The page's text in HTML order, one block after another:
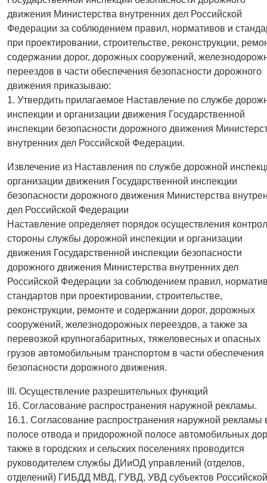
движения Министерства внутренних дел Российской
Федерации за соблюдением правил, нормативов и
при проектировании, строительстве, реконструкции,
содержании дорог, дорожных сооружений,
переездов в части обеспечения безопасности дорожного
движения приказываю:
1. Утвердить прилагаемое Наставление по службе
инспекции и организации движения Государственной
инспекции безопасности дорожного движения
внутренних дел Российской Федерации.
Извлечение из Наставления по службе дорожной
организации движения Государственной инспекции
безопасности дорожного движения Министерства
дел Российской Федерации
Наставление определяет порядок осуществления
стороны службы дорожной инспекции и организации
движения Государственной инспекции безопасности
дорожного движения Министерства внутренних дел
Российской Федерации за соблюдением правил,
стандартов при проектировании, строительстве,
реконструкции, ремонте и содержании дорог, дорожных
сооружений, железнодорожных переездов, а также за
перевозкой крупногабаритных, тяжеловесных и опасных
грузов автомобильным транспортом в части обеспечения
безопасности дорожного движения.
III. Осуществление разрешительных функций
16. Согласование распространения наружной рекламы.
16.1. Согласование распространения наружной рекламы
полосе отвода и придорожной полосе автомобильных
также в городских и сельских поселениях проводится
руководителем службы ДИиОД управлений (отделов,
отделений) ГИБДД МВД, ГУВД, УВД субъектов Российской